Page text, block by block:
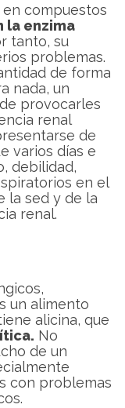
compuestos
la enzima
tanto, su
problemas.
de forma
nada, un
provocarles
renal
de
varios días e
debilidad,
en el
la sed y de la
renal.
un alimento
alicina, que
No
de un
con problemas